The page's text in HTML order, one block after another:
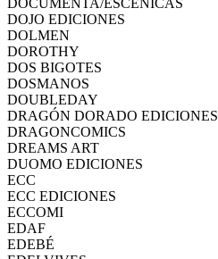
DOJO EDICIONES
DOLMEN
DOROTHY
DOS BIGOTES
DOSMANOS
DOUBLEDAY
DRAGÓN DORADO EDICIONES
DRAGONCOMICS
DREAMS ART
DUOMO EDICIONES
ECC
ECC EDICIONES
ECCOMI
EDAF
EDEBÉ